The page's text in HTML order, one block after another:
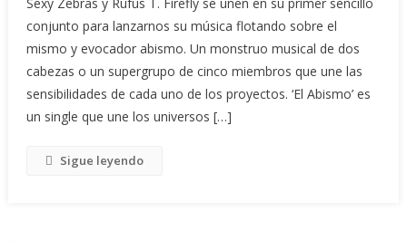
conjunto para lanzarnos su música flotando sobre el
mismo y evocador abismo. Un monstruo musical de dos
cabezas o un supergrupo de cinco miembros que une las
sensibilidades de cada uno de los proyectos. ‘El Abismo’ es
un single que une los universos […]
Sigue leyendo